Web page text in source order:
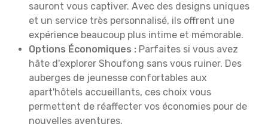
sauront vous captiver. Avec des designs uniques
et un service très personnalisé, ils offrent une
expérience beaucoup plus intime et mémorable.
Options Économiques : Parfaites si vous avez
hâte d'explorer Shoufong sans vous ruiner. Des
auberges de jeunesse confortables aux
apart'hôtels accueillants, ces choix vous
permettent de réaffecter vos économies pour de
nouvelles aventures.